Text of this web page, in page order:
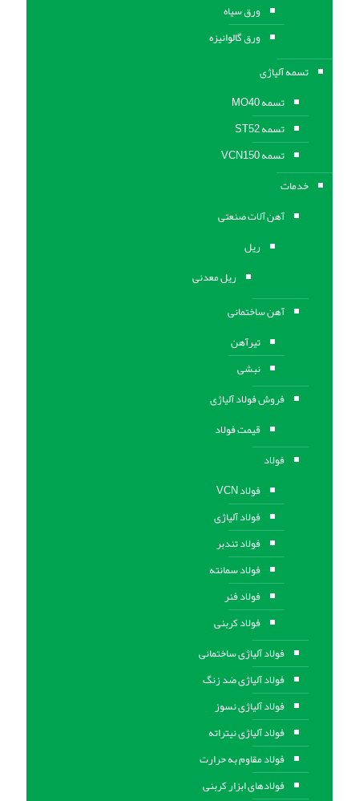
ورق سیاه
ورق گالوانیزه
تسمه آلیاژی
تسمه MO40
تسمه ST52
تسمه VCN150
خدمات
آهن آلات صنعتی
ریل
ریل معدنی
آهن ساختمانی
تیرآهن
نبشی
فروش فولاد آلیاژی
قیمت فولاد
فولاد
فولاد VCN
فولاد آلیاژی
فولاد تندبر
فولاد سمانته
فولاد فنر
فولاد کربنی
فولاد آلیاژی ساختمانی
فولاد آلیاژی ضد زنگ
فولاد آلیاژی نسوز
فولاد آلیاژی نیتراته
فولاد مقاوم به حرارت
فولادهای ابزار کربنی